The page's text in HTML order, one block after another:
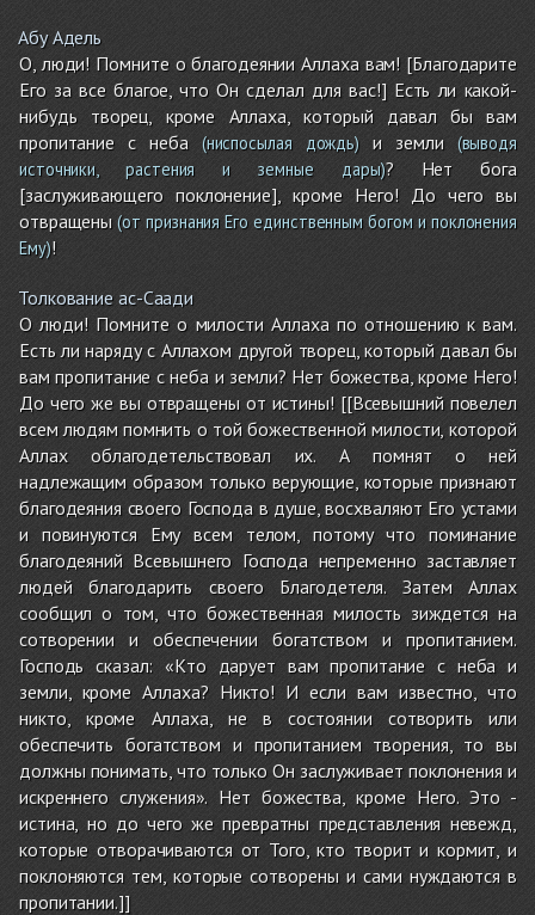
Абу Адель
О, люди! Помните о благодеянии Аллаха вам! [Благодарите
Его за все благое, что Он сделал для вас!] Есть ли какой-
нибудь творец, кроме Аллаха, который давал бы вам
пропитание с неба(ниспосылая дождь) и земли(выводя
источники, растения и земные дары)? Нет бога
[заслуживающего поклонение], кроме Него! До чего вы
отвращены (от признания Его единственным богом и поклонения
Ему)!
Толкование ас-Саади
О люди! Помните о милости Аллаха по отношению к вам.
Есть ли наряду с Аллахом другой творец, который давал бы
вам пропитание с неба и земли? Нет божества, кроме Него!
До чего же вы отвращены от истины! [[Всевышний повелел
всем людям помнить о той божественной милости, которой
Аллах облагодетельствовал их. А помнят о ней
надлежащим образом только верующие, которые признают
благодеяния своего Господа в душе, восхваляют Его устами
и повинуются Ему всем телом, потому что поминание
благодеяний Всевышнего Господа непременно заставляет
людей благодарить своего Благодетеля. Затем Аллах
сообщил о том, что божественная милость зиждется на
сотворении и обеспечении богатством и пропитанием.
Господь сказал: «Кто дарует вам пропитание с неба и
земли, кроме Аллаха? Никто! И если вам известно, что
никто, кроме Аллаха, не в состоянии сотворить или
обеспечить богатством и пропитанием творения, то вы
должны понимать, что только Он заслуживает поклонения и
искреннего служения». Нет божества, кроме Него. Это -
истина, но до чего же превратны представления невежд,
которые отворачиваются от Того, кто творит и кормит, и
поклоняются тем, которые сотворены и сами нуждаются в
пропитании.]]